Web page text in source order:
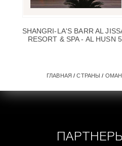
SHANGRI-LA'S BARR AL
RESORT & SPA - AL HUSN
ГЛАВНАЯ /СТРАНЫ / ОМАН
ПАРТНЕРЫ